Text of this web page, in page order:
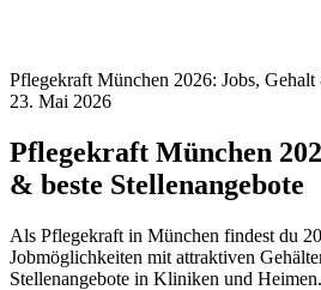
Pflegekraft München 2026: Jobs, Gehalt
23. Mai 2026
Pflegekraft München
& beste Stellenangebote
Als Pflegekraft in München findest du
Jobmöglichkeiten mit attraktiven
Stellenangebote in Kliniken und Heimen.